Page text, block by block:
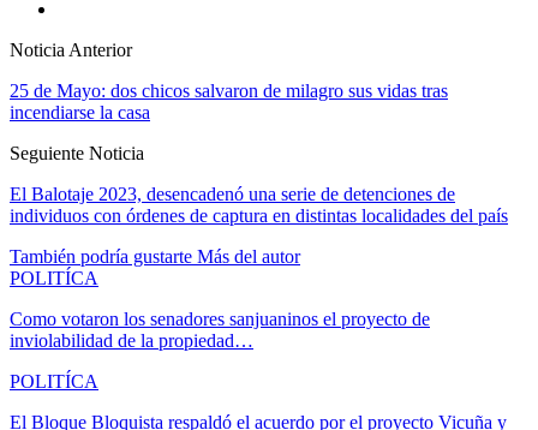
Noticia Anterior
25 de Mayo: dos chicos salvaron de milagro sus vidas tras
incendiarse la casa
Seguiente Noticia
El Balotaje 2023, desencadenó una serie de detenciones de
individuos con órdenes de captura en distintas localidades del país
También podría gustarte Más del autor
POLITÍCA
Como votaron los senadores sanjuaninos el proyecto de
inviolabilidad de la propiedad…
POLITÍCA
El Bloque Bloquista respaldó el acuerdo por el proyecto Vicuña y